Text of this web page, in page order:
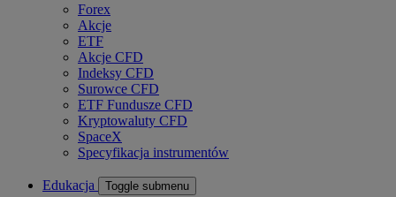
Forex
Akcje
ETF
Akcje CFD
Indeksy CFD
Surowce CFD
ETF Fundusze CFD
Kryptowaluty CFD
SpaceX
Specyfikacja instrumentów
Edukacja Toggle submenu